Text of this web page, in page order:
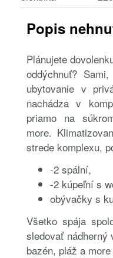
Popis
Plánujete
oddýchnuť?
ubytovanie v
nachádza v
priamo na
more.
strede komplexu,
-2 spální,
-2 kúpeľní s
obývačky s
Všetko spája
sledovať nádherný
bazén, pláž a